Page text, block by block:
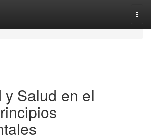
Salud en el